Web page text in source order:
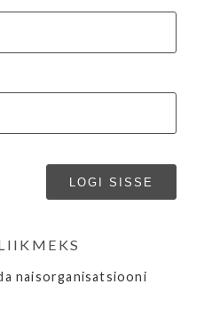
naisorganisatsiooni